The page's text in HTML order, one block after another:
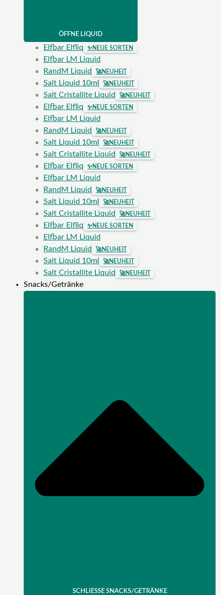
ÖFFNE LIQUID
Elfbar Elfliq ✨NEUE SORTEN
Elfbar LM Liquid
RandM Liquid
🚀NEUHEIT
Salt Liquid 10ml 🚀NEUHEIT
Salt Cristallite Liquid 🚀NEUHEIT
Elfbar Elfliq ✨NEUE SORTEN
Elfbar LM Liquid
RandM Liquid
🚀NEUHEIT
Salt Liquid 10ml 🚀NEUHEIT
Salt Cristallite Liquid 🚀NEUHEIT
Elfbar Elfliq ✨NEUE SORTEN
Elfbar LM Liquid
RandM Liquid
🚀NEUHEIT
Salt Liquid 10ml 🚀NEUHEIT
Salt Cristallite Liquid 🚀NEUHEIT
Elfbar Elfliq ✨NEUE SORTEN
Elfbar LM Liquid
RandM Liquid
🚀NEUHEIT
Salt Liquid 10ml 🚀NEUHEIT
Salt Cristallite Liquid 🚀NEUHEIT
Snacks/Getränke
SCHLIESSE SNACKS/GETRÄNKE